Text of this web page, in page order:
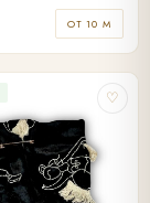
ОТ 10 М
♡